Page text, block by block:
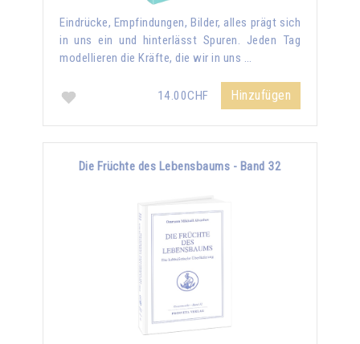
Eindrücke, Empfindungen, Bilder, alles prägt sich
in uns ein und hinterlässt Spuren. Jeden Tag
modellieren die Kräfte, die wir in uns …
14.00CHF Hinzufügen
Die Früchte des Lebensbaums - Band 32